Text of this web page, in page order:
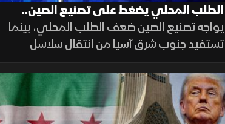
الطلب المحلي يضغط على تصنيع الصين..
والبحر الأحمر يجمع السعودية وتركيا
يواجه تصنيع الصين ضعف الطلب المحلي، بينما
تستفيد جنوب شرق آسيا من انتقال سلاسل
التوريد. ويتوسع التنسيق السعودي التركي
بحريا، فيما تستمر اتصالات واشنطن وطهران.
صحيا، تدعم القيلولة الذاكرة.